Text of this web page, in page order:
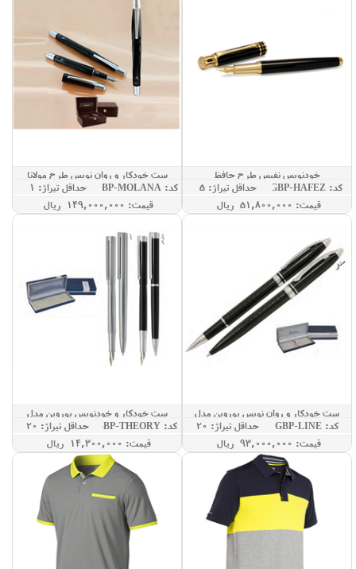
خودنویس نفیس طرح حافظ
کد: GBP-HAFEZ
حداقل تيراژ: 5
قيمت: 51,800,000 ريال
ست خودکار و روان نویس طرح مولانا
کد: GBP-MOLANA
حداقل تيراژ: 1
قيمت: 149,000,000 ريال
ست خودکار و روان نویس یوروپن مدل
LINE
کد: GBP-LINE
حداقل تيراژ: 20
قيمت: 93,000,000 ريال
ست خودکار و خودنویس یوروپن مدل
THEORY
کد: GBP-THEORY
حداقل تيراژ: 20
قيمت: 14,300,000 ريال